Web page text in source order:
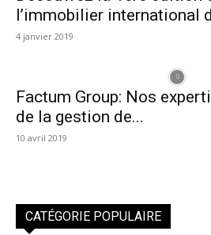
l’immobilier international
4 janvier 2019
Factum Group: Nos
de la gestion de...
10 avril 2019
CATÉGORIE POPULAIRE